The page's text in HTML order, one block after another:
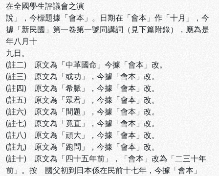
在全國學生評議會之演
說」，今標題據「會本」。日期在「會本」作「十月」，今
據「新民國」第一卷第一號同講詞（見下篇附錄），應為是
年八月十
九日。
(註二) 原文為「中革國命」今據「會本」改。
(註三) 原文為「或功」，今據「會本」改。
(註四) 原文為「希脈」，今據「會本」改。
(註五) 原文為「眾君」，今據「會本」改。
(註六) 原文為「間題」，今據「會本」改。
(註七) 原文為「竟直」，今據「會本」改。
(註八) 原文為「頑大」，今據「會本」改。
(註九) 原文為「跑問」，今據「會本」改。
(註十) 原文為「四十五年前」，「會本」改為「二三十年
前」。按 國父初到日本係在民前十七年，今據「會本」